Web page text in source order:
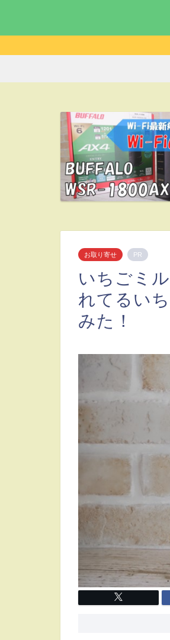
お取り寄せ PR
いちごミ
れてるい
みた！